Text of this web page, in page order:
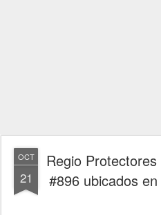
OCT
21
Regio
#896 ubicados